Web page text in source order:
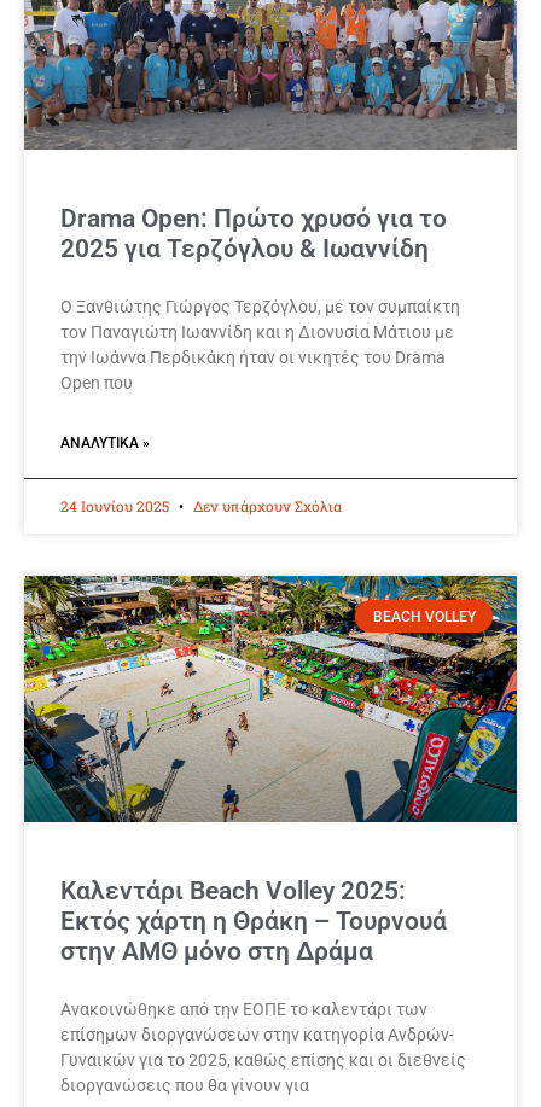
Drama Open: Πρώτο χρυσό για το
2025 για Τερζόγλου & Ιωαννίδη
Ο Ξανθιώτης Γιώργος Τερζόγλου, με τον συμπαίκτη
τον Παναγιώτη Ιωαννίδη και η Διονυσία Μάτιου με
την Ιωάννα Περδικάκη ήταν οι νικητές του Drama
Open που
ΑΝΑΛΥΤΙΚΆ »
24 Ιουνίου 2025 Δεν υπάρχουν Σχόλια
BEACH VOLLEY
Καλεντάρι Beach Volley 2025:
Εκτός χάρτη η Θράκη – Τουρνουά
στην ΑΜΘ μόνο στη Δράμα
Ανακοινώθηκε από την ΕΟΠΕ το καλεντάρι των
επίσημων διοργανώσεων στην κατηγορία Ανδρών-
Γυναικών για το 2025, καθώς επίσης και οι διεθνείς
διοργανώσεις που θα γίνουν για